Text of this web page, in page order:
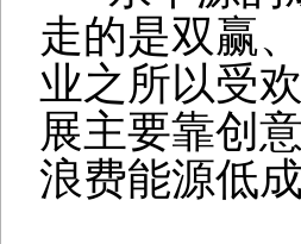
走的是双赢
业之所以受
展主要靠创
浪费能源低